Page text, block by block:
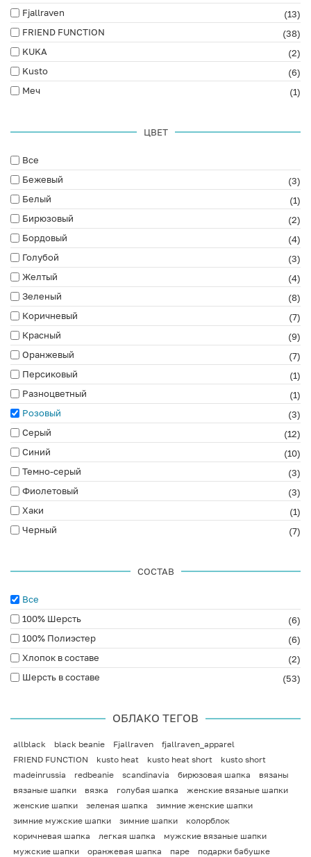
Fjallraven
(13)
FRIEND FUNCTION
(38)
KUKA
(2)
Kusto
(6)
Меч
(1)
ЦВЕТ
Все
Бежевый
(3)
Белый
(1)
Бирюзовый
(2)
Бордовый
(4)
Голубой
(3)
Желтый
(4)
Зеленый
(8)
Коричневый
(7)
Красный
(9)
Оранжевый
(7)
Персиковый
(1)
Разноцветный
(1)
Розовый
(3)
Серый
(12)
Синий
(10)
Темно-серый
(3)
Фиолетовый
(3)
Хаки
(1)
Черный
(7)
СОСТАВ
Все
100% Шерсть
(6)
100% Полиэстер
(6)
Хлопок в составе
(2)
Шерсть в составе
(53)
ОБЛАКО ТЕГОВ
allblack black beanie Fjallraven
fjallraven_apparel
FRIEND FUNCTION
kusto heat kusto heat short
kusto short
madeinrussia
redbeanie scandinavia бирюзовая шапка
вязаны
вязаные шапки
вязка голубая шапка
женские вязаные шапки
женские шапки
зеленая шапка
зимние женские шапки
зимние мужские шапки
зимние шапки
колорблок
коричневая шапка
легкая шапка
мужские вязаные шапки
мужские шапки
оранжевая шапка паре
подарки бабушке